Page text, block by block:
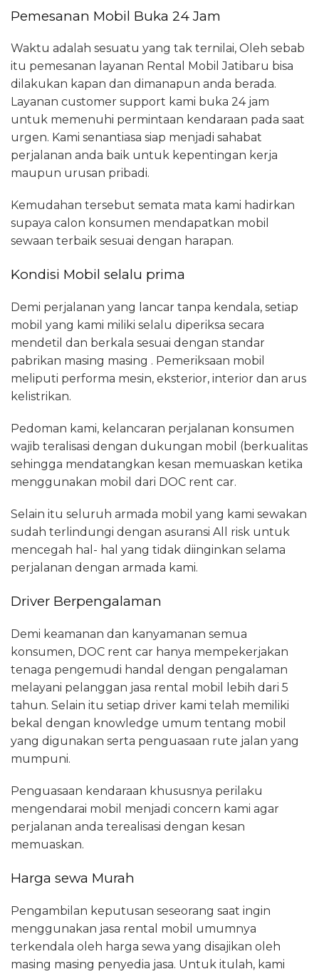
Pemesanan Mobil Buka 24 Jam
Waktu adalah sesuatu yang tak ternilai, Oleh sebab
itu pemesanan layanan Rental Mobil Jatibaru bisa
dilakukan kapan dan dimanapun anda berada.
Layanan customer support kami buka 24 jam
untuk memenuhi permintaan kendaraan pada saat
urgen. Kami senantiasa siap menjadi sahabat
perjalanan anda baik untuk kepentingan kerja
maupun urusan pribadi.
Kemudahan tersebut semata mata kami hadirkan
supaya calon konsumen mendapatkan mobil
sewaan terbaik sesuai dengan harapan.
Kondisi Mobil selalu prima
Demi perjalanan yang lancar tanpa kendala, setiap
mobil yang kami miliki selalu diperiksa secara
mendetil dan berkala sesuai dengan standar
pabrikan masing masing . Pemeriksaan mobil
meliputi performa mesin, eksterior, interior dan arus
kelistrikan.
Pedoman kami, kelancaran perjalanan konsumen
wajib teralisasi dengan dukungan mobil (berkualitas
sehingga mendatangkan kesan memuaskan ketika
menggunakan mobil dari DOC rent car.
Selain itu seluruh armada mobil yang kami sewakan
sudah terlindungi dengan asuransi All risk untuk
mencegah hal- hal yang tidak diinginkan selama
perjalanan dengan armada kami.
Driver Berpengalaman
Demi keamanan dan kanyamanan semua
konsumen, DOC rent car hanya mempekerjakan
tenaga pengemudi handal dengan pengalaman
melayani pelanggan jasa rental mobil lebih dari 5
tahun. Selain itu setiap driver kami telah memiliki
bekal dengan knowledge umum tentang mobil
yang digunakan serta penguasaan rute jalan yang
mumpuni.
Penguasaan kendaraan khususnya perilaku
mengendarai mobil menjadi concern kami agar
perjalanan anda terealisasi dengan kesan
memuaskan.
Harga sewa Murah
Pengambilan keputusan seseorang saat ingin
menggunakan jasa rental mobil umumnya
terkendala oleh harga sewa yang disajikan oleh
masing masing penyedia jasa. Untuk itulah, kami